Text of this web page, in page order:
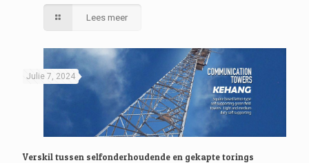
Lees meer
Julie 7, 2024
Verskil tussen selfonderhoudende en gekapte torings